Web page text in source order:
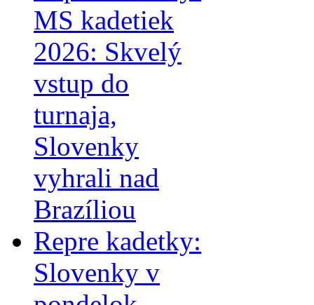
MS kadetiek
2026: Skvelý
vstup do
turnaja,
Slovenky
vyhrali nad
Brazíliou
Repre kadetky:
Slovenky v